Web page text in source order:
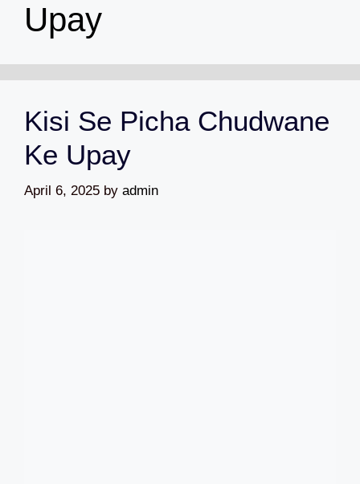
Upay
Kisi Se Picha Chudwane
Ke Upay
April 6, 2025 by admin